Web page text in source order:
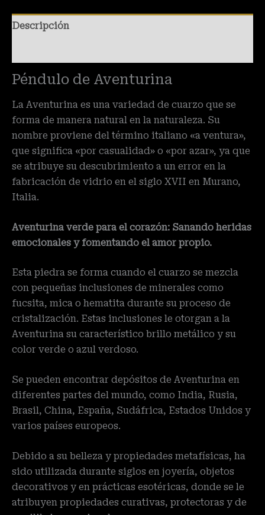
Descripción
Péndulo de Aventurina
La Aventurina es una variedad de cuarzo que se
forma de manera natural en la naturaleza. Su
nombre proviene del término italiano «a ventura»,
que significa «por casualidad» o «por azar», ya que
se atribuye su descubrimiento a un error en la
fabricación de vidrio en el siglo XVII en Murano,
Italia.
Aventurina verde para el corazón: Sanando heridas
emocionales y fomentando el amor propio.
Esta piedra se forma cuando el cuarzo se mezcla
con pequeñas inclusiones de minerales como
fucsita, mica o hematita durante su proceso de
cristalización. Estas inclusiones le otorgan a la
Aventurina su característico brillo metálico y su
color verde o azul verdoso.
Se pueden encontrar depósitos de Aventurina en
diferentes partes del mundo, como India, Rusia,
Brasil, China, España, Sudáfrica, Estados Unidos y
varios países europeos.
Debido a su belleza y propiedades metafísicas, ha
sido utilizada durante siglos en joyería, objetos
decorativos y en prácticas esotéricas, donde se le
atribuyen propiedades curativas, protectoras y de